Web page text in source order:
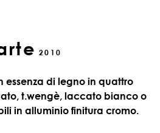
2010
essenza di legno in quattro
t.wengè, laccato bianco o
in alluminio finitura cromo.